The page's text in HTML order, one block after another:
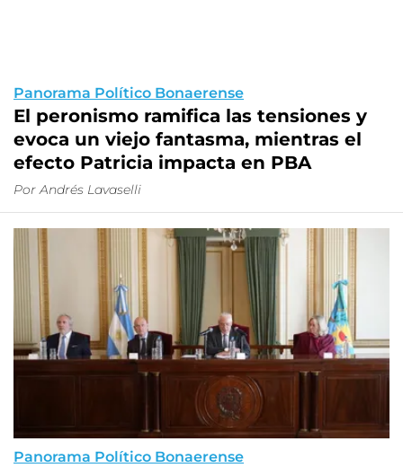
Panorama Político Bonaerense
El peronismo ramifica las tensiones y
evoca un viejo fantasma, mientras el
efecto Patricia impacta en PBA
Por Andrés Lavaselli
Panorama Político Bonaerense